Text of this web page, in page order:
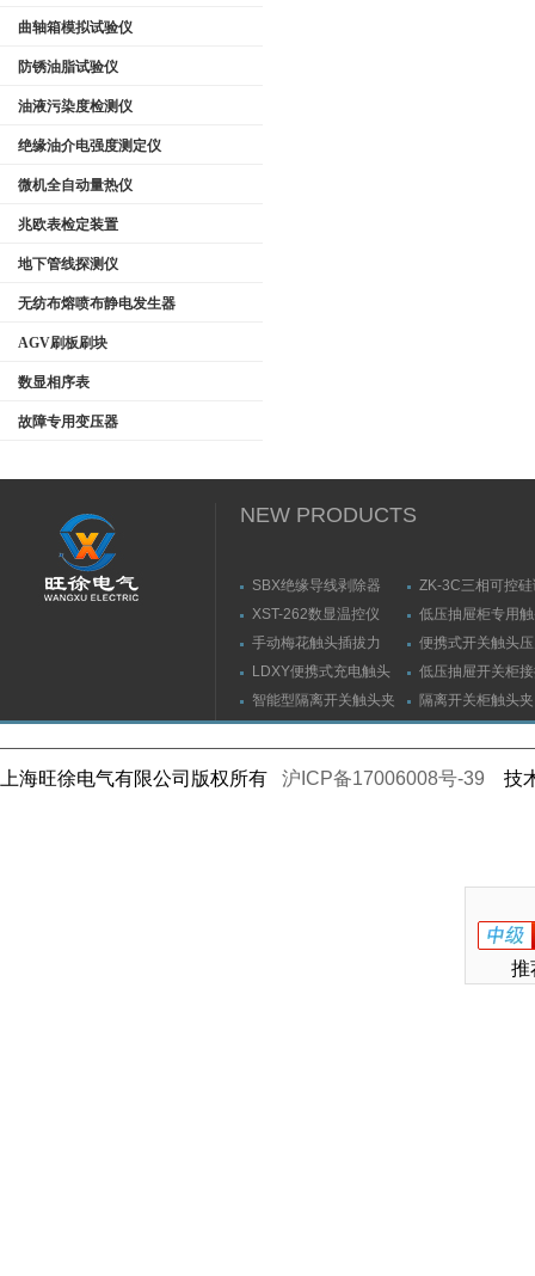
曲轴箱模拟试验仪
防锈油脂试验仪
油液污染度检测仪
绝缘油介电强度测定仪
微机全自动量热仪
兆欧表检定装置
地下管线探测仪
无纺布熔喷布静电发生器
AGV刷板刷块
数显相序表
故障专用变压器
NEW PRODUCTS
SBX绝缘导线剥除器
ZK-3C三相可控
触发器
XST-262数显温控仪
低压抽屉柜专用
力测量仪套装
手动梅花触头插拔力
（推拉力）测量仪
便携式开关触头
（夹紧力）测量仪
LDXY便携式充电触头
（指）夹紧力测量仪
低压抽屉开关柜
触头（夹紧力）
智能型隔离开关触头夹
紧力测试仪
隔离开关柜触头
测试仪/精度传感
上海旺徐电气有限公司版权所有 沪ICP备17006008号-39 技
推